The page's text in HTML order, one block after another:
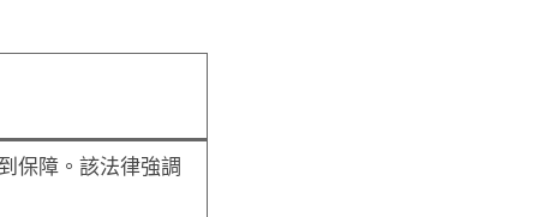
保障。該法律強調